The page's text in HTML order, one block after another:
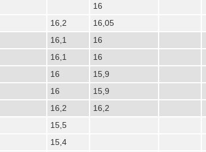
16
16,2 16,05
16,1
16
16,1
16
16
15,9
16
15,9
16,2 16,2
15,5
15,4